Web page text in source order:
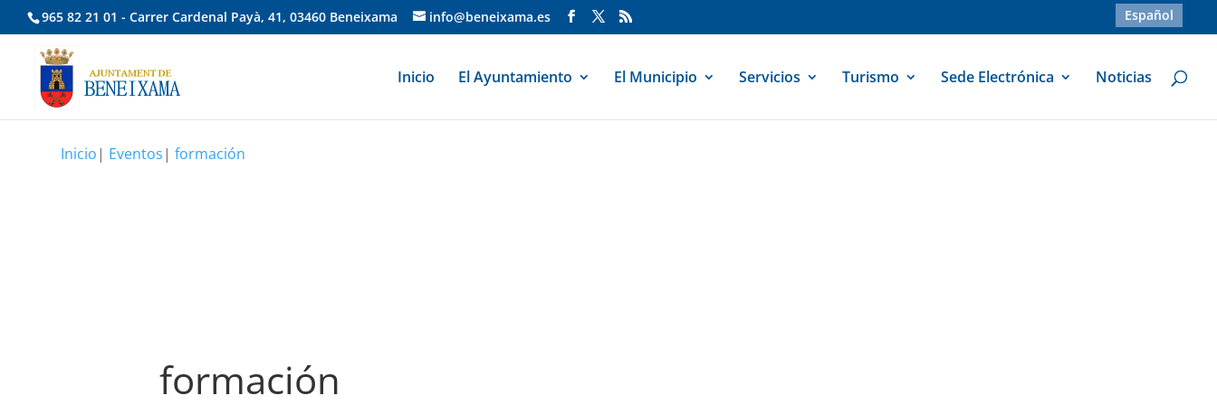
965 82 21 01 - Carrer Cardenal Payà, 41, 03460 Beneixama info@beneixama.es Español
Inicio El Ayuntamiento El Municipio Servicios Turismo Sede Electrónica Noticias
Inicio| Eventos|formación
formación